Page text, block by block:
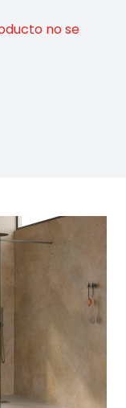
no se